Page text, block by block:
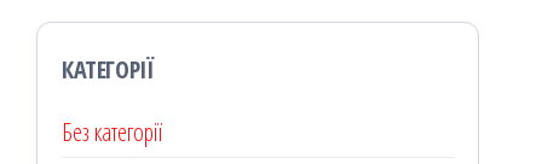
КАТЕГОРІЇ
Без категорії